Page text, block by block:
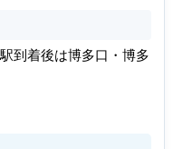
到着後は博多口・博多